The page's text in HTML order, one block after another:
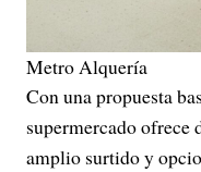
Metro Alquería
Con una propuesta
supermercado ofrece
amplio surtido y